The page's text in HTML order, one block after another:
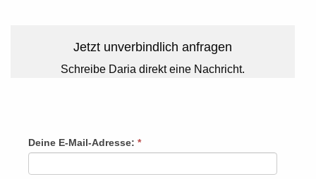
Jetzt unverbindlich anfragen
Schreibe Daria direkt eine Nachricht.
Rückruf
Deine E-Mail-Adresse: *
Falls